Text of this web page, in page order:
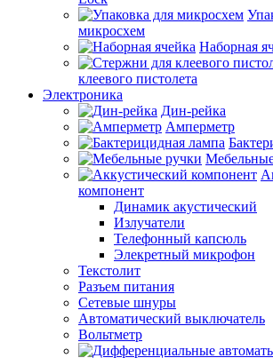
микросхем
Наборная
клеевого пистолета
Электроника
Дин-рейка
Амперметр
компонент
Динамик акустический
Излучатели
Телефонный капсюль
Элекретный микрофон
Текстолит
Разъем питания
Сетевые шнуры
Автоматический выключатель
Вольтметр